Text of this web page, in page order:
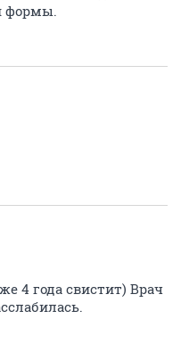
формы.
4 года свистит) Врач